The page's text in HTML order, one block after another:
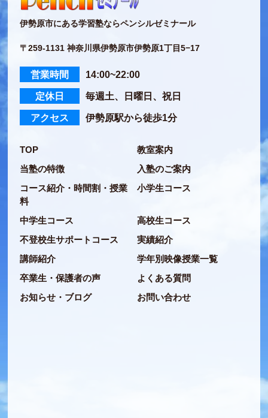
伊勢原市にある学習塾ならペンシルゼミナール
〒259-1131 神奈川県伊勢原市伊勢原1丁目5−17
営業時間 14:00~22:00
定休日 毎週土、日曜日、祝日
アクセス 伊勢原駅から徒歩1分
TOP
教室案内
当塾の特徴
入塾のご案内
コース紹介・時間割・授業
料
小学生コース
中学生コース
高校生コース
不登校生サポートコース
実績紹介
講師紹介
学年別映像授業一覧
卒業生・保護者の声
よくある質問
お知らせ・ブログ
お問い合わせ